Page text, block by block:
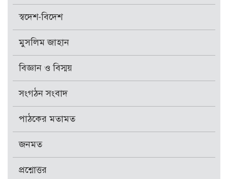
স্বদেশ-বিদেশ
মুসলিম জাহান
বিজ্ঞান ও বিস্ময়
সংগঠন সংবাদ
পাঠকের মতামত
জনমত
প্রশ্নোত্তর